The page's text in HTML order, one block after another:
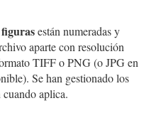
están numeradas y
aparte con resolución
TIFF o PNG (o JPG en
Se han gestionado los
aplica.